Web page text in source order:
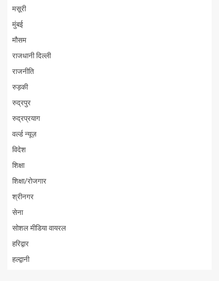
मसूरी
मुंबई
मौसम
राजधानी दिल्ली
राजनीति
रुड़की
रुद्रपुर
रुद्रप्रयाग
वर्ल्ड न्यूज़
विदेश
शिक्षा
शिक्षा/रोजगार
श्रीनगर
सेना
सोशल मीडिया वायरल
हरिद्वार
हल्द्वानी